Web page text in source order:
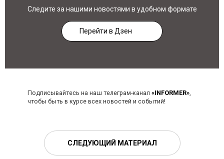
Следите за нашими новостями в удобном формате
Перейти в Дзен
Подписывайтесь на наш телеграм-канал «INFORMER»,
чтобы быть в курсе всех новостей и событий!
СЛЕДУЮЩИЙ МАТЕРИАЛ